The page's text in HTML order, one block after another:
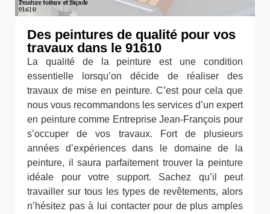
Des peintures de qualité pour vos
travaux dans le 91610
La qualité de la peinture est une condition
essentielle lorsqu’on décide de réaliser des
travaux de mise en peinture. C’est pour cela que
nous vous recommandons les services d’un expert
en peinture comme Entreprise Jean-François pour
s’occuper de vos travaux. Fort de plusieurs
années d’expériences dans le domaine de la
peinture, il saura parfaitement trouver la peinture
idéale pour votre support. Sachez qu’il peut
travailler sur tous les types de revêtements, alors
n’hésitez pas à lui contacter pour de plus amples